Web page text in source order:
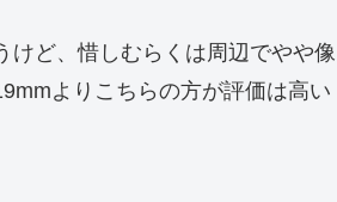
けど、惜しむらくは周辺でやや像
よりこちらの方が評価は高い